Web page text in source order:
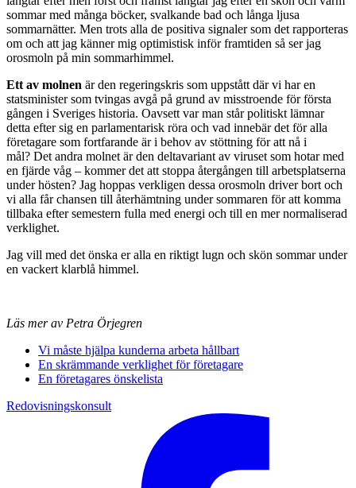
sommar med många böcker, svalkande bad och långa ljusa
sommarnätter. Men trots alla de positiva signaler som det rapporteras
om och att jag känner mig optimistisk inför framtiden så ser jag
orosmoln på min sommarhimmel.
Ett av molnen är den regeringskris som uppstått där vi har en
statsminister som tvingas avgå på grund av misstroende för första
gången i Sveriges historia. Oavsett var man står politiskt lämnar
detta efter sig en parlamentarisk röra och vad innebär det för alla
företagare som fortfarande är i behov av stöttning för att nå i
mål? Det andra molnet är den deltavariant av viruset som hotar med
en fjärde våg – kommer det att stoppa återgången till arbetsplatserna
under hösten? Jag hoppas verkligen dessa orosmoln driver bort och
vi alla får chansen till återhämtning under sommaren för att komma
tillbaka efter semestern fulla med energi och till en mer normaliserad
verklighet.
Jag vill med det önska er alla en riktigt lugn och skön sommar under
en vackert klarblå himmel.
Läs mer av Petra Örjegren
Vi måste hjälpa kunderna arbeta hållbart
En skrämmande verklighet för företagare
En företagares önskelista
Redovisningskonsult